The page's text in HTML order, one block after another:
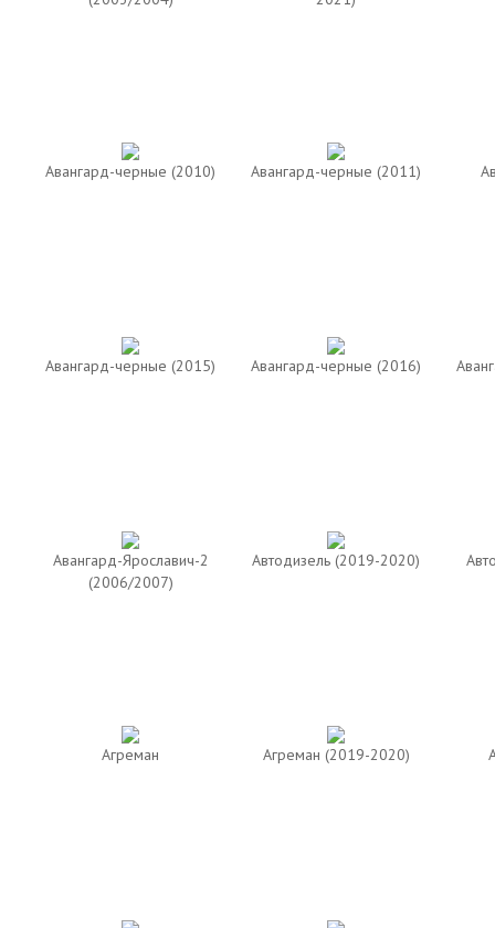
Авангард-черные (2010) Авангард-черные (2011)
Авангард-черные (2015) Авангард-черные (2016)
Авангард-Ярославич-2
(2006/2007)
Автодизель (2019-2020)
Агреман Агреман (2019-2020)